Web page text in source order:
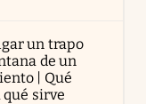
un trapo
de un
| Qué
qué sirve